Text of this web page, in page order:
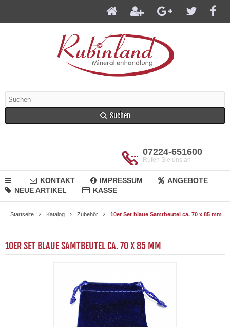
Suchen
07224-651600
Rufen Sie uns an
KONTAKT IMPRESSUM
ANGEBOTE
NEUE ARTIKEL
KASSE
Startseite Katalog Zubehör 10er Set blaue Samtbeutel ca. 70 x 85 mm
10ER SET BLAUE SAMTBEUTEL CA. 70 X 85 MM